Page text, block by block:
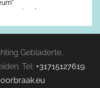
Gebladerte,
Tel: +31715127619.